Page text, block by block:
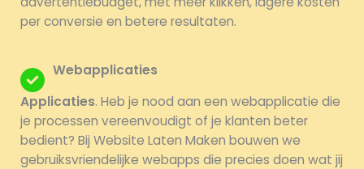
per conversie en betere resultaten.
Webapplicaties
Applicaties. Heb je nood aan een webapplicatie die
je processen vereenvoudigt of je klanten beter
bedient? Bij Website Laten Maken bouwen we
gebruiksvriendelijke webapps die precies doen wat jij